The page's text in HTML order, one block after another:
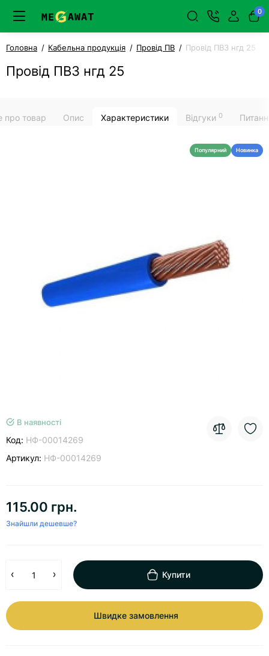
0
Головна Кабельна продукція Провід ПВ Провід ПВ3 нгд 25
Провід ПВ3 нгд 25
про товар Опис Характеристики Відгуки 0
Популярний Новинка
В наявності
Код: НФ-00014269
Артикул: НФ-00014269
115.00 грн.
Знайшли дешевше?
Купити
Швидке замовлення